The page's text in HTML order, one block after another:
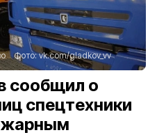
Фото:vk.com/gladkov_vv
сообщил о
спецтехники